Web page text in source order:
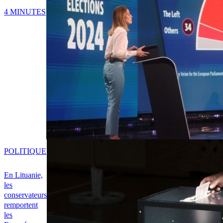
4 MINUTES
En Lituanie,
les
conservateurs
remportent
les
POLITIQUE